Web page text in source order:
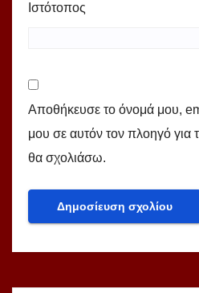
Ιστότοπος
Αποθήκευσε το όνομά μου,
μου σε αυτόν τον πλοηγό
θα σχολιάσω.